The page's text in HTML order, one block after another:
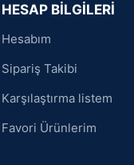
HESAP BİLGİLERİ
Hesabım
Sipariş Takibi
Karşılaştırma listem
Favori Ürünlerim